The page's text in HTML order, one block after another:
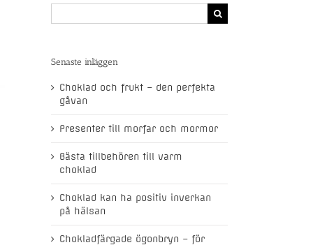
for:
Senaste inläggen
Choklad och frukt – den perfekta
gåvan
Presenter till morfar och mormor
Bästa tillbehören till varm
choklad
Choklad kan ha positiv inverkan
på hälsan
Chokladfärgade ögonbryn – för